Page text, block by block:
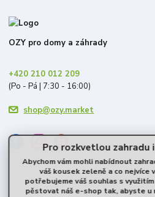
OZY pro domy a záhrady
+420 210 012 209
(Po - Pá | 7:30 - 16:00)
shop@ozy.market
Pro rozkvetlou zahradu
Abychom vám mohli nabídnout
váš kousek zeleně a co nejvíce
potřebujeme váš souhlas s
pěstovat náš e-shop tak, abyste u